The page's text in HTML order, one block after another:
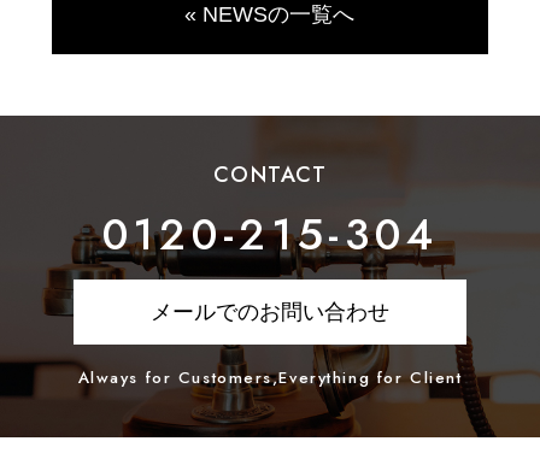
« NEWSの一覧へ
CONTACT
0120-215-304
メールでのお問い合わせ
Always for Customers,Everything for Client